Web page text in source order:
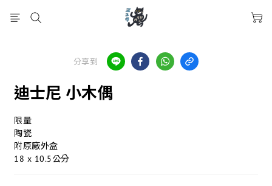
分享到
迪士尼 小木偶
限量
陶瓷
附原廠外盒
18 x 10.5公分